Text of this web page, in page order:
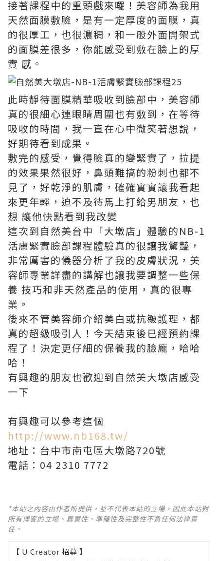
接著課程中的重頭戲來囉！美容師為我用
天然面膜敷臉，是有一定厚度的面膜，真
的很厚工，也很濃稠，和一般外面開架式
的面膜差很多，你能感受到敷在臉上的厚
實 感。
此時靜待面膜精華吸收到臉部中，美容師
真的很細心連眼睛周圍也有敷到，在等待
吸收的時間，我一直在心中微笑著想說，
好期待看到成果。
敷完的感受，覺得臉真的變緊實了，拉提
的效果果然很好，鼻頭難搞的粉刺也都不
見了，好乾淨的肌膚，確確實實讓我看起
來更年輕，迫不及待馬上打給男朋友，也
想 讓他快點看到我改變
這次到自然美台中「大墩店」體驗的NB-1
活膚緊實臉部課程體驗真的很讓我驚豔，
非常厲害的儀器分析了我的皮膚狀況，美
容師專業詳盡的講解也讓我要調整一些保
養 技巧和非天然產品的使用，真的很專
業。
後來不管美容師介紹美白或抗皺護理，都
真的超級吸引人！今天結束後已經預約課
程了！決定更仔細的保養我的臉龐，哈哈
哈！
有興趣的朋友也歡迎到自然美大墩店感受
一下
有興趣可以參考這個
http://www.nb168.tw/
地址：台中市南屯區大墩路720號
電話：04 2310 7772
*本站之內容由作者所提供，並不代表本站的立場。因此本站對
所有博客的立場、真實性、準確性及完整性不負任何法律責
任。
【 U Creator 招募 】